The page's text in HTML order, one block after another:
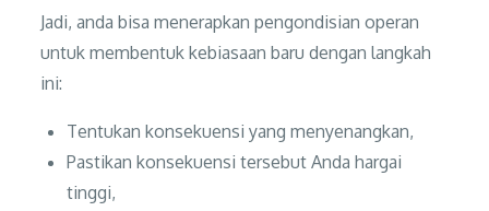
Jadi, anda bisa menerapkan pengondisian operan
untuk membentuk kebiasaan baru dengan langkah
ini:
Tentukan konsekuensi yang menyenangkan,
Pastikan konsekuensi tersebut Anda hargai
tinggi,